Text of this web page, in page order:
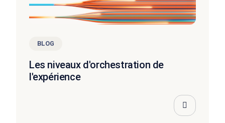
BLOG
Les niveaux d'orchestration de
l'expérience